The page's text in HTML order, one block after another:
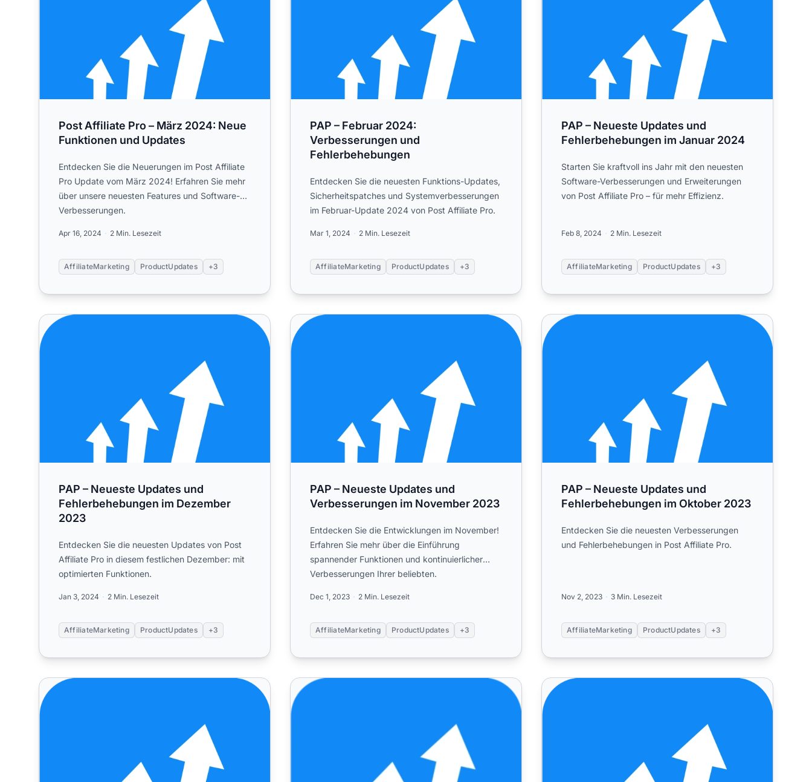
Post Affiliate Pro – März 2024: Neue
Funktionen und Updates
Entdecken Sie die Neuerungen im Post Affiliate
Pro Update vom März 2024! Erfahren Sie mehr
über unsere neuesten Features und Software-
Verbesserungen.
Apr 16, 2024 2 Min. Lesezeit
AffiliateMarketing ProductUpdates +3
PAP – Februar 2024:
Verbesserungen und
Fehlerbehebungen
Entdecken Sie die neuesten Funktions-Updates,
Sicherheitspatches und Systemverbesserungen
im Februar-Update 2024 von Post Affiliate Pro.
Mar 1, 2024 2 Min. Lesezeit
AffiliateMarketing ProductUpdates +3
PAP – Neueste Updates und
Fehlerbehebungen im Januar 2024
Starten Sie kraftvoll ins Jahr mit den neuesten
Software-Verbesserungen und Erweiterungen
von Post Affiliate Pro – für mehr Effizienz.
Feb 8, 2024 2 Min. Lesezeit
AffiliateMarketing ProductUpdates +3
PAP – Neueste Updates und Fehlerbehebungen im Dezember 2023
PAP – Neueste Updates und
Fehlerbehebungen im Dezember
2023
Entdecken Sie die neuesten Updates von Post
Affiliate Pro in diesem festlichen Dezember: mit
optimierten Funktionen.
Jan 3, 2024 2 Min. Lesezeit
AffiliateMarketing ProductUpdates +3
PAP – Neueste Updates und Verbesserungen im November 2023
PAP – Neueste Updates und
Verbesserungen im November 2023
Entdecken Sie die Entwicklungen im November!
Erfahren Sie mehr über die Einführung
spannender Funktionen und kontinuierlicher
Verbesserungen Ihrer beliebten.
Dec 1, 2023 2 Min. Lesezeit
AffiliateMarketing ProductUpdates +3
PAP – Neueste Updates und Fehlerbehebungen im Oktober
PAP – Neueste Updates und
Fehlerbehebungen im Oktober 2023
Entdecken Sie die neuesten Verbesserungen
und Fehlerbehebungen in Post Affiliate Pro.
Nov 2, 2023 3 Min. Lesezeit
AffiliateMarketing ProductUpdates +3
PAP – Neueste Updates und Fehlerbehebungen im September 2023PAP – Neueste Updates und Fehlerbehebungen im August 2023Spannende Verbesserungen und Fehlerbehebungen im Juli